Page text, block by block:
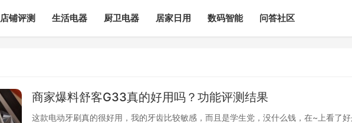
店铺评测 生活电器 厨卫电器 居家日用 数码智能 问答社区
商家爆料舒客G33真的好用吗？功能评测结果
这款电动牙刷真的很好用，我的牙齿比较敏感，而且是学生党，没什么钱，在~上看了